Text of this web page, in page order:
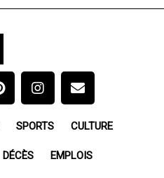
SPORTS CULTURE
DÉCÈS EMPLOIS